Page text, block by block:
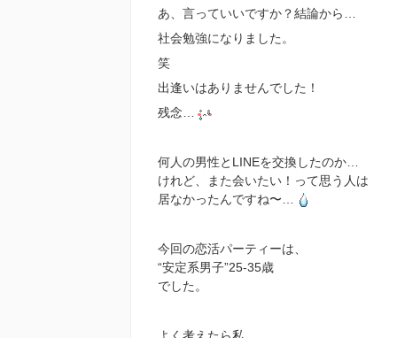
あ、言っていいですか？結論から…
社会勉強になりました。
笑
出逢いはありませんでした！
残念…
何人の男性とLINEを交換したのか…
けれど、また会いたい！って思う人は
居なかったんですね〜…
今回の恋活パーティーは、
“安定系男子”25-35歳
でした。